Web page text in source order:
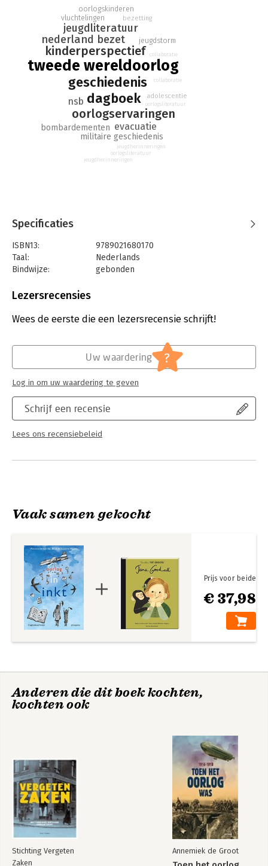
Om gepest te worden omdat je ‘foute’ ouders hebt, zoals
Annie? Of om een joodse vriendin te hebben die steeds minder
mag, zoals Jeanne?
Zeven meisjes en zeven jongens laten je hun verhalen
meebeleven. Van Rotterdam tot Arnhem, van Limburg tot
Drenthe, van mei 1940 tot zomer 1945. Een terecht bekroond
boek met prachtige verhalen om aan elkaar door te vertellen.
tweede wereldoorlog
geschiedenis
dagboek
kinderperspectief
oorlogservaringen
nederland bezet
jeugdliteratuur
evacuatie
nsb
militaire geschiedenis
bombardementen
vluchtelingen
oorlogskinderen
jeugdstorm
bezetting
adolescentie
oorlogsliteratuur
jeugdherinneringen
collaboratie
oorlogsliteratuur
jeugdherinneringen
collaboratie
Specificaties
ISBN13:
9789021680170
Taal:
Nederlands
Bindwijze:
gebonden
Uitgever:
Verschijningsdatum:
4-3-2020
Lezersrecensies
Wees de eerste die een lezersrecensie schrijft!
Schrijf een recensie
Lees ons recensiebeleid
Uw waardering ?
Log in om uw waardering te geven
Vaak samen gekocht
€ 37,98
Prijs voor beide
Anderen die dit boek kochten,
kochten ook
Stichting Vergeten
Zaken
Annemiek de Groot